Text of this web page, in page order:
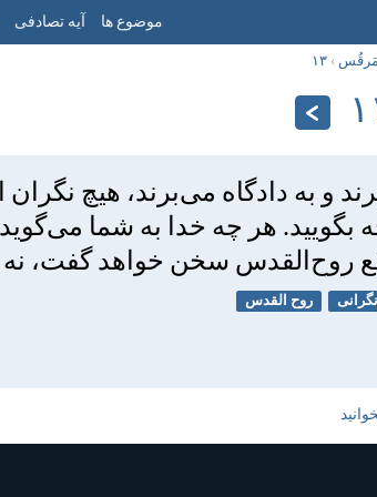
موضوع ها آیه تصادفی
مَرقُس ›۱۳
و به دادگاه می‌برند، هيچ نگران
بگوييد. هر چه خدا به شما می‌گويد
روح‌القدس سخن خواهد گفت،
نگرانی روح القدس